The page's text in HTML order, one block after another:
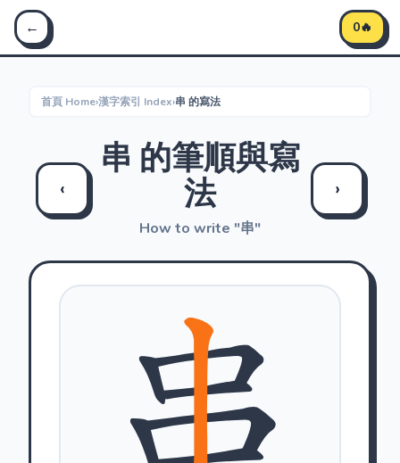
Stroke Master 筆順大師 - 學習中文筆順
←
0🔥
首頁 Home›漢字索引 Index›串 的寫法
‹
串 的筆順與寫
法
How to write "串"
›